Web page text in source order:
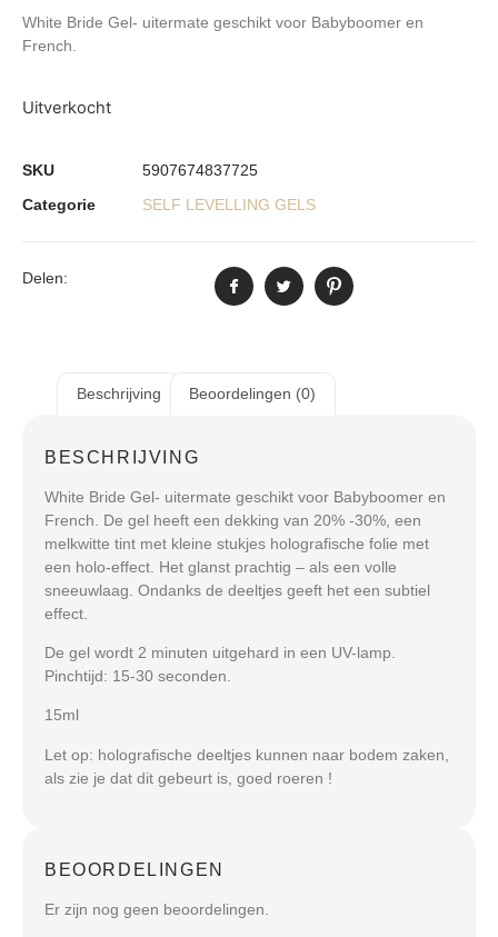
White Bride Gel- uitermate geschikt voor Babyboomer en
French.
Uitverkocht
SKU
5907674837725
Categorie
SELF LEVELLING GELS
Delen:
Beschrijving Beoordelingen (0)
BESCHRIJVING
White Bride Gel- uitermate geschikt voor Babyboomer en
French. De gel heeft een dekking van 20% -30%, een
melkwitte tint met kleine stukjes holografische folie met
een holo-effect. Het glanst prachtig – als een volle
sneeuwlaag. Ondanks de deeltjes geeft het een subtiel
effect.
De gel wordt 2 minuten uitgehard in een UV-lamp.
Pinchtijd: 15-30 seconden.
15ml
Let op: holografische deeltjes kunnen naar bodem zaken,
als zie je dat dit gebeurt is, goed roeren !
BEOORDELINGEN
Er zijn nog geen beoordelingen.